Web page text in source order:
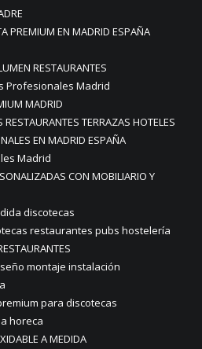
PREMIUM EN MADRID ESPAÑA
RESTAURANTES
Profesionales Madrid
MADRID
TERRAZAS HOTELES
EN MADRID ESPAÑA
Madrid
CON MOBILIARIO Y
discotecas
restaurantes pubs hostelería
montaje instalación
para discotecas
horeca
A MEDIDA